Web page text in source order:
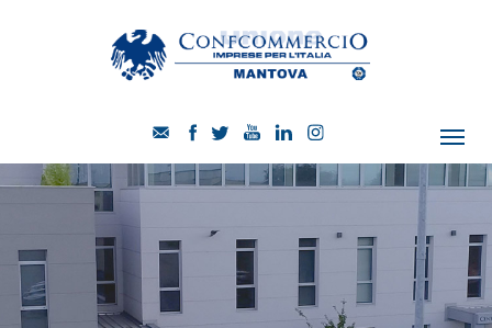
CHI SIAMO
SERVIZI
CATEGORIE